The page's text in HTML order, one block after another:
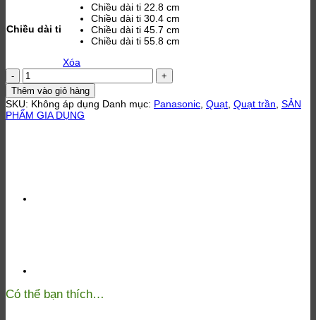
Chiều dài ti
Chiều dài ti 22.8 cm
Chiều dài ti 30.4 cm
Chiều dài ti 45.7 cm
Chiều dài ti 55.8 cm
Xóa
Quạt
trần
3
cánh
-
60MZ2
Thêm vào giỏ hàng
SKU: Không áp dụng Danh mục: Panasonic, Quạt, Quạt trần, SẢN
PHẨM GIA DỤNG
Có thể bạn thích…